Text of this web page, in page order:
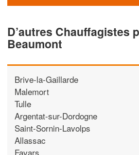
D’autres Chauffagistes
Beaumont
Brive-la-Gaillarde
Malemort
Tulle
Argentat-sur-Dordogne
Saint-Sornin-Lavolps
Allassac
Favars